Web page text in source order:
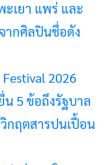
ะเยา แพร่ และ
ากศิลปินชื่อดัง
Festival 2026
น 5 ข้อถึงรัฐบาล
กฤตสารปนเปื้อน